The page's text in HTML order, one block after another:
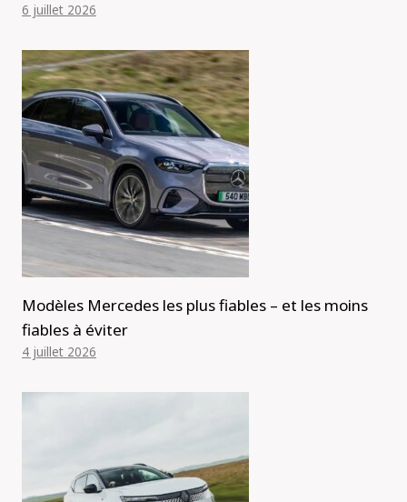
6 juillet 2026
Modèles Mercedes les plus fiables – et les moins
fiables à éviter
4 juillet 2026